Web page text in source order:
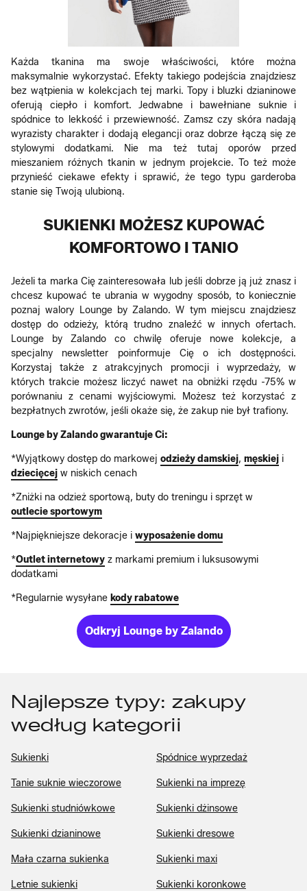
Każda tkanina ma swoje właściwości, które można
maksymalnie wykorzystać. Efekty takiego podejścia znajdziesz
bez wątpienia w kolekcjach tej marki. Topy i bluzki dzianinowe
oferują ciepło i komfort. Jedwabne i bawełniane suknie i
spódnice to lekkość i przewiewność. Zamsz czy skóra nadają
wyrazisty charakter i dodają elegancji oraz dobrze łączą się ze
stylowymi dodatkami. Nie ma też tutaj oporów przed
mieszaniem różnych tkanin w jednym projekcie. To też może
przynieść ciekawe efekty i sprawić, że tego typu garderoba
stanie się Twoją ulubioną.
SUKIENKI MOŻESZ KUPOWAĆ
KOMFORTOWO I TANIO
Jeżeli ta marka Cię zainteresowała lub jeśli dobrze ją już znasz i
chcesz kupować te ubrania w wygodny sposób, to koniecznie
poznaj walory Lounge by Zalando. W tym miejscu znajdziesz
dostęp do odzieży, którą trudno znaleźć w innych ofertach.
Lounge by Zalando co chwilę oferuje nowe kolekcje, a
specjalny newsletter poinformuje Cię o ich dostępności.
Korzystaj także z atrakcyjnych promocji i wyprzedaży, w
których trakcie możesz liczyć nawet na obniżki rzędu -75% w
porównaniu z cenami wyjściowymi. Możesz też korzystać z
bezpłatnych zwrotów, jeśli okaże się, że zakup nie był trafiony.
Lounge by Zalando gwarantuje Ci:
*Wyjątkowy dostęp do markowej odzieży damskiej, męskiej i
dziecięcej w niskich cenach
*Zniżki na odzież sportową, buty do treningu i sprzęt w
outlecie sportowym
*Najpiękniejsze dekoracje i wyposażenie domu
*Outlet internetowy z markami premium i luksusowymi
dodatkami
*Regularnie wysyłane kody rabatowe
Odkryj Lounge by Zalando
Najlepsze typy: zakupy
według kategorii
Sukienki Spódnice wyprzedaż
Tanie suknie wieczorowe Sukienki na imprezę
Sukienki studniówkowe Sukienki dżinsowe
Sukienki dzianinowe Sukienki dresowe
Mała czarna sukienka Sukienki maxi
Letnie sukienki Sukienki koronkowe